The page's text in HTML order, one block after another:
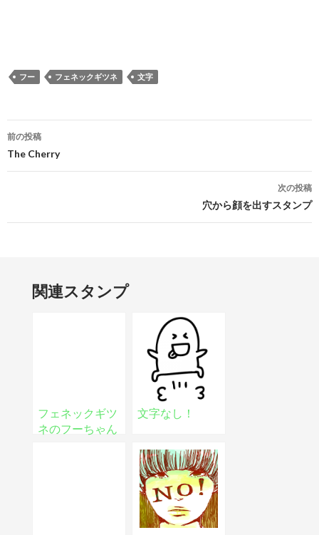
フー フェネックギツネ 文字
前の投稿
The Cherry
次の投稿
穴から顔を出すスタンプ
関連スタンプ
フェネックギツ
ネのフーちゃん
文字なし！